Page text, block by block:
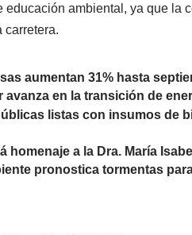
educación ambiental, ya que la
carretera.
aumentan 31% hasta
avanza en la transición de
listas con insumos de
homenaje a la Dra. María
pronostica tormentas